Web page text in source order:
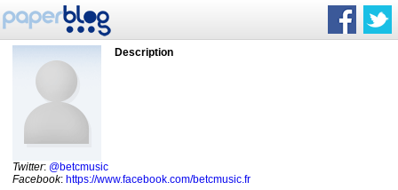
Description
Twitter: @betcmusic
Facebook: https://www.facebook.com/betcmusic.fr